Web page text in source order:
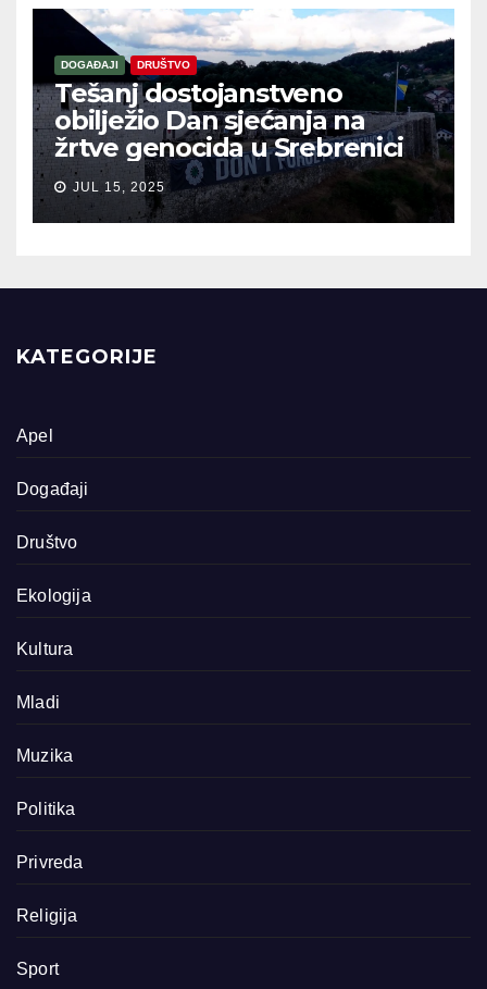
DOGAĐAJI DRUŠTVO
Tešanj dostojanstveno
obilježio Dan sjećanja na
žrtve genocida u Srebrenici
JUL 15, 2025
KATEGORIJE
Apel
Događaji
Društvo
Ekologija
Kultura
Mladi
Muzika
Politika
Privreda
Religija
Sport